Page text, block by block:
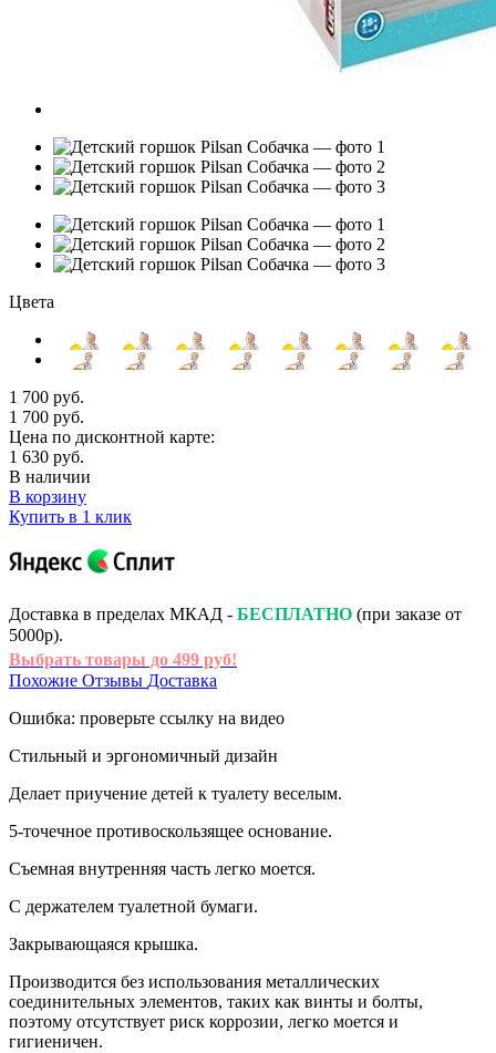
Цвета
1 700 руб.
1 700 руб.
Цена по дисконтной карте:
1 630 руб.
В наличии
В корзину
Купить в 1 клик
Доставка в пределах МКАД - БЕСПЛАТНО (при заказе от
5000р).
Выбрать товары до 499 руб!
Похожие Отзывы Доставка
Ошибка: проверьте ссылку на видео
Стильный и эргономичный дизайн
Делает приучение детей к туалету веселым.
5-точечное противоскользящее основание.
Съемная внутренняя часть легко моется.
С держателем туалетной бумаги.
Закрывающаяся крышка.
Производится без использования металлических
соединительных элементов, таких как винты и болты,
поэтому отсутствует риск коррозии, легко моется и
гигиеничен.